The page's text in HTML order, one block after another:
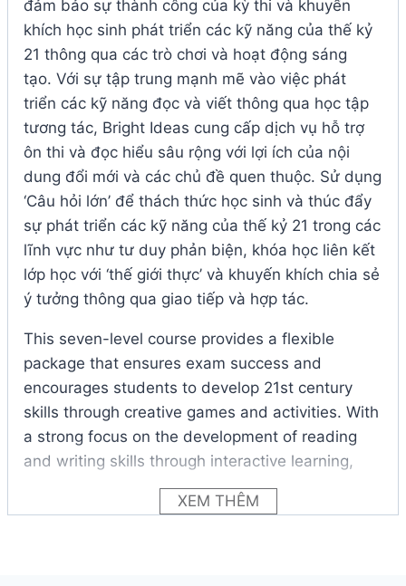
đảm bảo sự thành công của kỳ thi và khuyến
khích học sinh phát triển các kỹ năng của thế kỷ
21 thông qua các trò chơi và hoạt động sáng
tạo. Với sự tập trung mạnh mẽ vào việc phát
triển các kỹ năng đọc và viết thông qua học tập
tương tác, Bright Ideas cung cấp dịch vụ hỗ trợ
ôn thi và đọc hiểu sâu rộng với lợi ích của nội
dung đổi mới và các chủ đề quen thuộc. Sử dụng
‘Câu hỏi lớn’ để thách thức học sinh và thúc đẩy
sự phát triển các kỹ năng của thế kỷ 21 trong các
lĩnh vực như tư duy phản biện, khóa học liên kết
lớp học với ‘thế giới thực’ và khuyến khích chia sẻ
ý tưởng thông qua giao tiếp và hợp tác.
This seven-level course provides a flexible
package that ensures exam success and
encourages students to develop 21st century
skills through creative games and activities. With
a strong focus on the development of reading
and writing skills through interactive learning,
Bright Ideas offers extensive exam and literacy
support with the benefit of innovative content
XEM THÊM